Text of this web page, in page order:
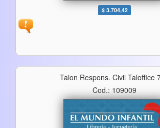
$ 3.704,42
Talon Respons. Civil Taloffice
Cod.: 109009